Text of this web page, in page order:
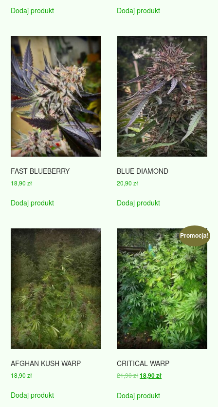
Dodaj produkt Dodaj produkt
FAST BLUEBERRY
18,90zł
Dodaj produkt
BLUE DIAMOND
20,90zł
Dodaj produkt
AFGHAN KUSH WARP
18,90zł
Dodaj produkt
Promocja!
CRITICAL WARP
21,90złPierwotna
wynosiła:
18,90złAktualna
Dodaj produkt